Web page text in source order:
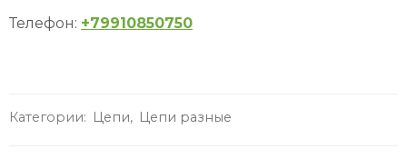
Телефон: +79910850750
Категории: Цепи, Цепи разные